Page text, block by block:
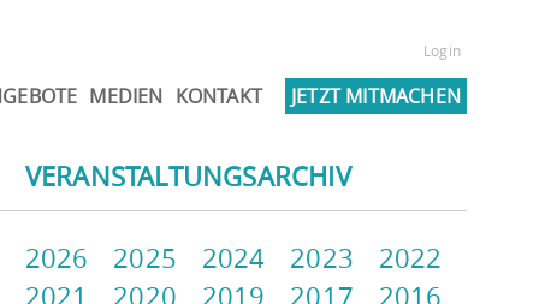
MEDIEN KONTAKT
Login
JETZT MITMACHEN
VERANSTALTUNGSARCHIV
2026 2025 2024 2023
2022
2021
2020 2019 2017
2016